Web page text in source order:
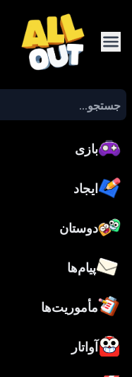
بازی
ایجاد
دوستان
پیام‌ها
مأموریت‌ها
آواتار